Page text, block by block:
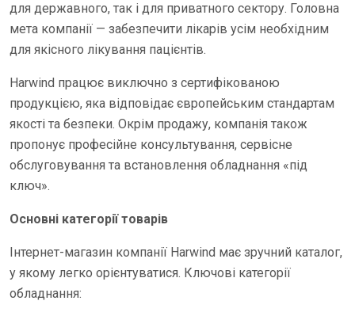
для державного, так і для приватного сектору. Головна
мета компанії — забезпечити лікарів усім необхідним
для якісного лікування пацієнтів.
Harwind працює виключно з сертифікованою
продукцією, яка відповідає європейським стандартам
якості та безпеки. Окрім продажу, компанія також
пропонує професійне консультування, сервісне
обслуговування та встановлення обладнання «під
ключ».
Основні категорії товарів
Інтернет-магазин компанії Harwind має зручний каталог,
у якому легко орієнтуватися. Ключові категорії
обладнання: